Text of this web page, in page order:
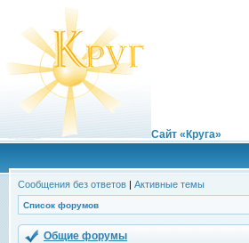
Сайт «Круга»
Сообщения без ответов | Активные темы
Список форумов
Общие форумы